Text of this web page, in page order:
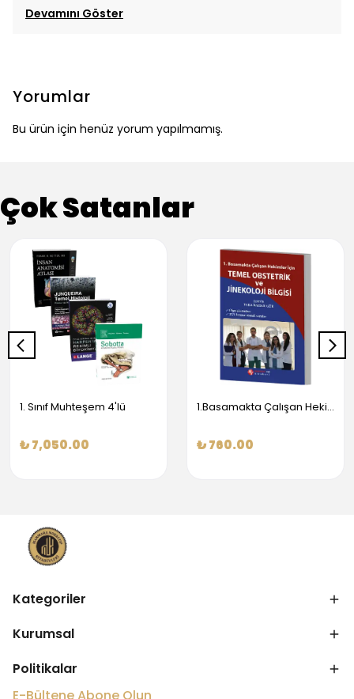
Devamını Göster
Yorumlar
Bu ürün için henüz yorum yapılmamış.
Çok Satanlar
1. Sınıf Muhteşem 4'lü
₺ 7,050.00
1.Basamakta Çalışan Hekimler İçin Temel Obstetrik Ve Jinekoloji Bilgisi
₺ 760.00
Kategoriler
Kurumsal
Politikalar